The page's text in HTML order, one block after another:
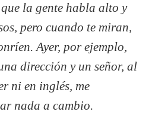
la gente habla alto y
pero cuando te miran,
Ayer, por ejemplo,
dirección y un señor, al
ni en inglés, me
nada a cambio.